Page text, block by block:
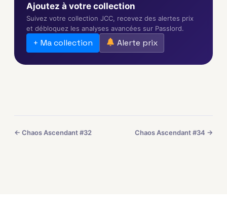
Ajoutez à votre collection
Suivez votre collection JCC, recevez des alertes prix
et débloquez les analyses avancées sur Passlord.
+ Ma collection Alerte prix
← Chaos Ascendant #32 Chaos Ascendant #34 →